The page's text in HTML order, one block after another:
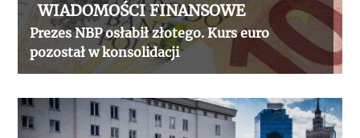
WIADOMOŚCI FINANSOWE
Prezes NBP osłabił złotego. Kurs euro
pozostał w konsolidacji